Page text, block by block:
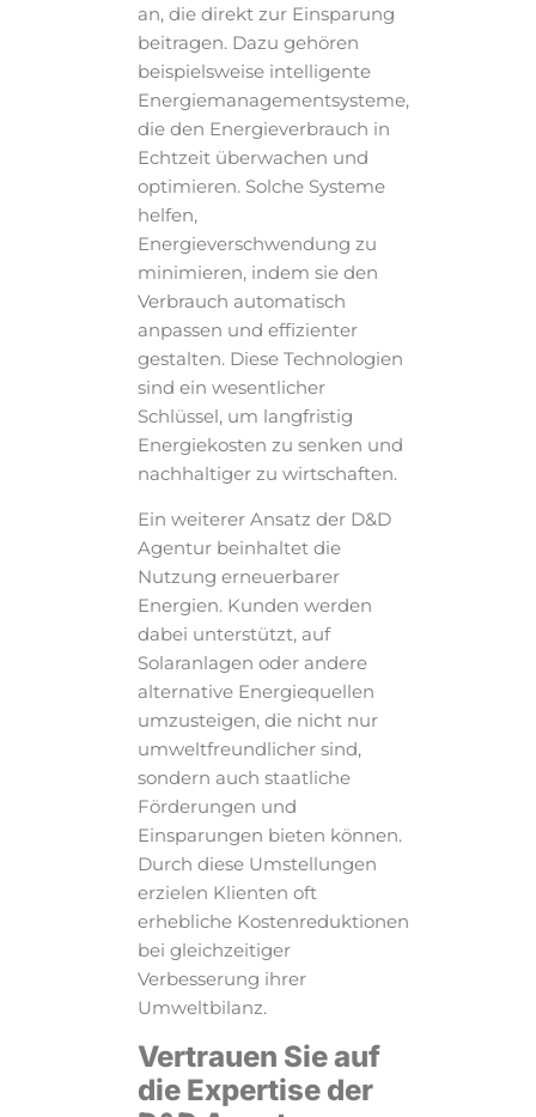
an, die direkt zur Einsparung
beitragen. Dazu gehören
beispielsweise intelligente
Energiemanagementsysteme,
die den Energieverbrauch in
Echtzeit überwachen und
optimieren. Solche Systeme
helfen,
Energieverschwendung zu
minimieren, indem sie den
Verbrauch automatisch
anpassen und effizienter
gestalten. Diese Technologien
sind ein wesentlicher
Schlüssel, um langfristig
Energiekosten zu senken und
nachhaltiger zu wirtschaften.
Ein weiterer Ansatz der D&D
Agentur beinhaltet die
Nutzung erneuerbarer
Energien. Kunden werden
dabei unterstützt, auf
Solaranlagen oder andere
alternative Energiequellen
umzusteigen, die nicht nur
umweltfreundlicher sind,
sondern auch staatliche
Förderungen und
Einsparungen bieten können.
Durch diese Umstellungen
erzielen Klienten oft
erhebliche Kostenreduktionen
bei gleichzeitiger
Verbesserung ihrer
Umweltbilanz.
Vertrauen Sie auf
die Expertise der